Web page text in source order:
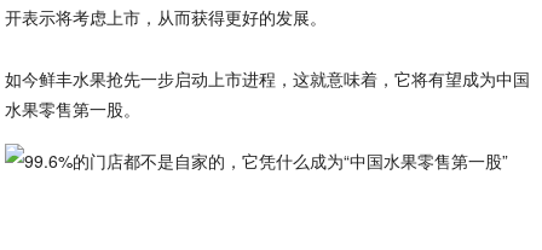
开表示将考虑上市，从而获得更好的发展。
如今鲜丰水果抢先一步启动上市进程，这就意味着，它将有望成为中国
水果零售第一股。